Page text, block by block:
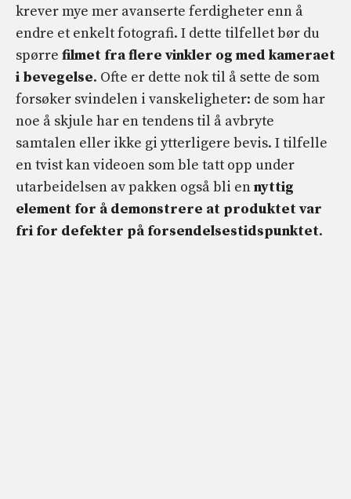
krever mye mer avanserte ferdigheter enn å
endre et enkelt fotografi. I dette tilfellet bør du
spørre filmet fra flere vinkler og med kameraet
i bevegelse. Ofte er dette nok til å sette de som
forsøker svindelen i vanskeligheter: de som har
noe å skjule har en tendens til å avbryte
samtalen eller ikke gi ytterligere bevis. I tilfelle
en tvist kan videoen som ble tatt opp under
utarbeidelsen av pakken også bli ennyttig
element for å demonstrere at produktet var
fri for defekter på forsendelsestidspunktet.